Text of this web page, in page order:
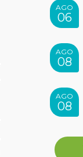
AGO
06
AGO
08
AGO
08